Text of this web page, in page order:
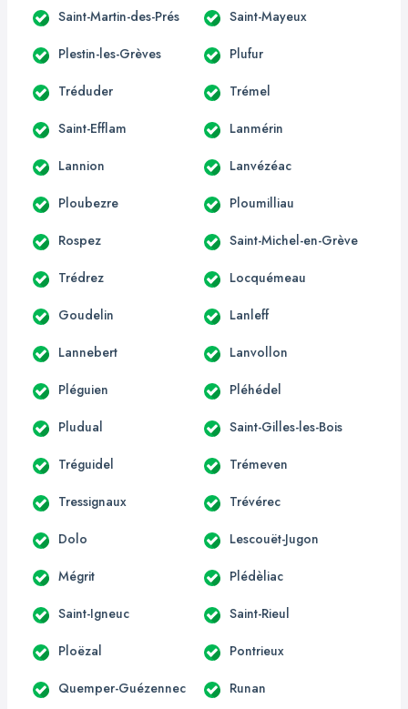
Saint-Martin-des-Prés Saint-Mayeux
Plestin-les-Grèves Plufur
Tréduder Trémel
Saint-Efflam Lanmérin
Lannion Lanvézéac
Ploubezre Ploumilliau
Rospez Saint-Michel-en-Grève
Trédrez Locquémeau
Goudelin Lanleff
Lannebert Lanvollon
Pléguien Pléhédel
Pludual Saint-Gilles-les-Bois
Tréguidel Trémeven
Tressignaux Trévérec
Dolo Lescouët-Jugon
Mégrit Plédèliac
Saint-Igneuc Saint-Rieul
Ploëzal Pontrieux
Quemper-Guézennec Runan